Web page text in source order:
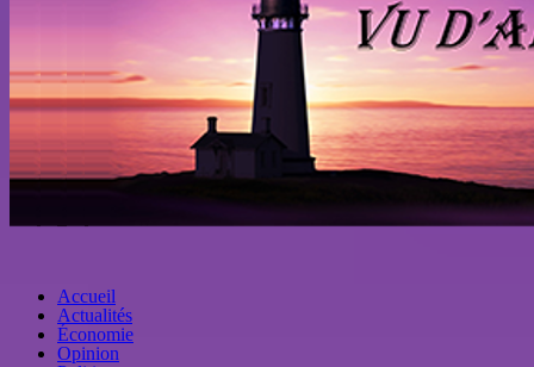
Accueil
Actualités
Économie
Opinion